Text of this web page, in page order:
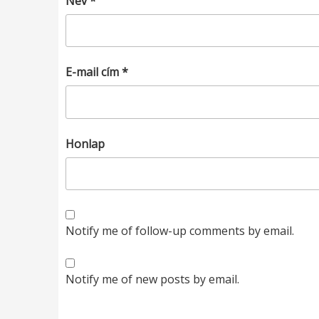
E-mail cím*
Honlap
Notify me of follow-up comments by email.
Notify me of new posts by email.